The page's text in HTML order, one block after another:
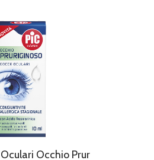
Occhio Prur